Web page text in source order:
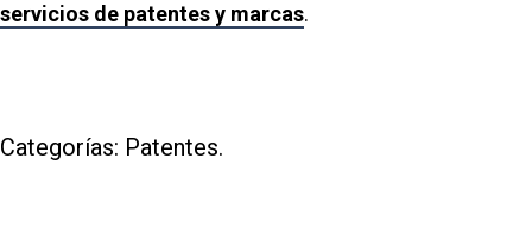
servicios de patentes y marcas.
Categorías: Patentes.